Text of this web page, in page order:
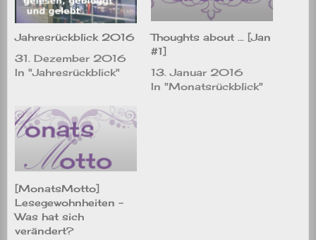
Jahresrückblick 2016
31. Dezember 2016
In "Jahresrückblick"
Thoughts about … [Jan
#1]
13. Januar 2016
In "Monatsrückblick"
[MonatsMotto]
Lesegewohnheiten –
Was hat sich
verändert?